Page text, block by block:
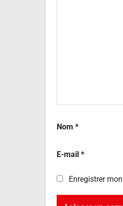
Nom*
E-mail*
Enregistrer